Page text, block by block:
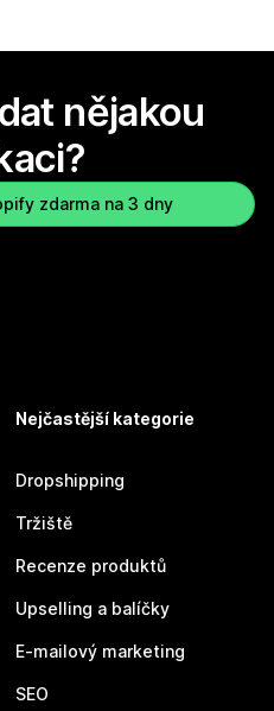
nějakou
zdarma na 3 dny
Nejčastější kategorie
Dropshipping
Tržiště
Recenze produktů
Upselling a balíčky
E-mailový marketing
SEO